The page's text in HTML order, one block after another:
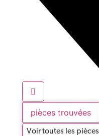
pièces trouvées
Voir toutes les pièces